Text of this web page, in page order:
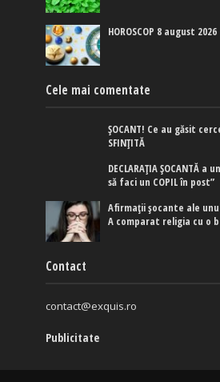
HOROSCOP 8 august 2026
Cele mai comentate
ȘOCANT! Ce au găsit
SFINȚITĂ
DECLARAȚIA ȘOCANTĂ
să faci un COPIL în post”
Afirmaţii şocante ale
A comparat religia cu o
Contact
contact@exquis.ro
Publicitate